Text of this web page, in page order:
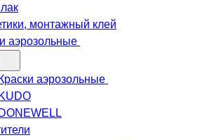
монтажный клей
аэрозольные
Краски аэрозольные
KUDO
DONEWELL